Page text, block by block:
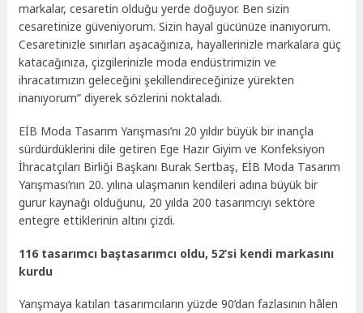
markalar, cesaretin olduğu yerde doğuyor. Ben sizin
cesaretinize güveniyorum. Sizin hayal gücünüze inanıyorum.
Cesaretinizle sınırları aşacağınıza, hayallerinizle markalara güç
katacağınıza, çizgilerinizle moda endüstrimizin ve
ihracatımızın geleceğini şekillendireceğinize yürekten
inanıyorum” diyerek sözlerini noktaladı.
EİB Moda Tasarım Yarışması’nı 20 yıldır büyük bir inançla
sürdürdüklerini dile getiren Ege Hazır Giyim ve Konfeksiyon
İhracatçıları Birliği Başkanı Burak Sertbaş, EİB Moda Tasarım
Yarışması’nın 20. yılına ulaşmanın kendileri adına büyük bir
gurur kaynağı olduğunu, 20 yılda 200 tasarımcıyı sektöre
entegre ettiklerinin altını çizdi.
116 tasarımcı baştasarımcı oldu, 52’si kendi markasını
kurdu
Yarışmaya katılan tasarımcıların yüzde 90’dan fazlasının hâlen